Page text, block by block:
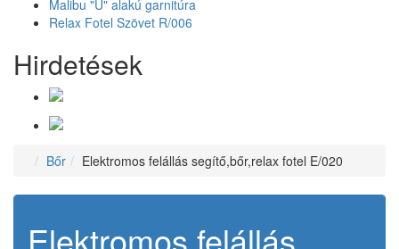
Malibu "U" alakú garnitúra
Relax Fotel Szövet R/006
Hirdetések
Bőr Elektromos felállás segítő,bőr,relax fotel E/020
Elektromos felállás